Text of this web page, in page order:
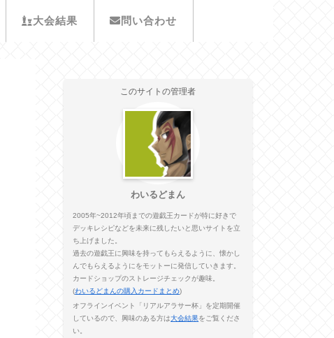
大会結果 問い合わせ
このサイトの管理者
わいるどまん
2005年~2012年頃までの遊戯王カードが特に好きで
デッキレシピなどを未来に残したいと思いサイトを立
ち上げました。
過去の遊戯王に興味を持ってもらえるように、懐かし
んでもらえるようにをモットーに発信していきます。
カードショップのストレージチェックが趣味。
(わいるどまんの購入カードまとめ)
オフラインイベント「リアルアラサー杯」を定期開催
しているので、興味のある方は大会結果をご覧くださ
い。